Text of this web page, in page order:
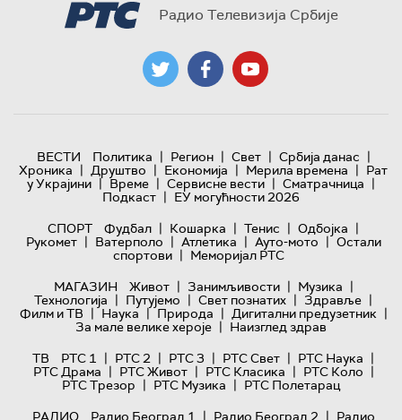
Радио Телевизија Србије
ВЕСТИ Политика | Регион | Свет | Србија данас |
Хроника | Друштво | Економија | Мерила времена | Рат
у Украјини | Време | Сервисне вести | Сматрачница |
Подкаст | ЕУ могућности 2026
СПОРТ
Фудбал | Кошарка | Тенис | Одбојка |
Рукомет | Ватерполо | Атлетика | Ауто-мото | Остали
спортови | Меморијал РТС
МАГАЗИН
Живот | Занимљивости | Музика |
Технологијa | Путујемо | Свет познатих | Здравље |
Филм и ТВ | Наука | Природа | Дигитални предузетник |
За мале велике хероје | Наизглед здрав
ТВ
РТС 1 | РТС 2 | РТС 3 | РТС Свет | РТС Наука |
РТС Драма | РТС Живот | РТС Класика | РТС Коло |
РТС Трезор | РТС Музика | РТС Полетарац
РАДИО
Радио Београд 1 | Радио Београд 2 | Радио